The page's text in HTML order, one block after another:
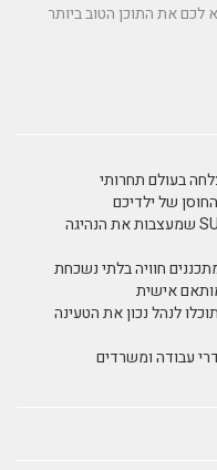
שכבר 20 שנה מביא לכם את התוכן הטוב ביותר
בעולם תחרותי
של ילדיכם
נהיגה חכמה: טכנולוגיות מתקדמות ברכבי SUV שמעצבות את הנהיגה
חוויה בלתי נשכחת
אישית
לנהל נכון את הטעינה
עבודה ומשרדים